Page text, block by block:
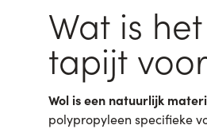
Wat is
tapijt
Wol is een natuurlijk
polypropyleen specifieke